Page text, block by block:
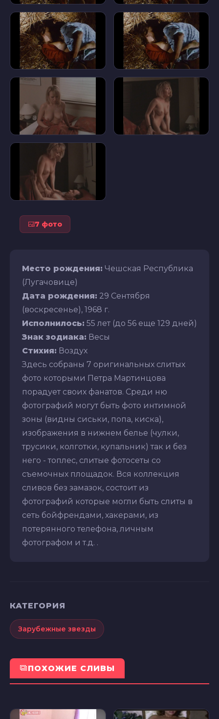
7 фото
Место рождения: Чешская Республика
(Лугачовице)
Дата рождения: 29 Сентября
(воскресенье), 1968 г.
Исполнилось: 55 лет (до 56 еще 129 дней)
Знак зодиака: Весы
Стихия: Воздух
Здесь собраны 7 оригинальных слитых
фото которыми Петра Мартинцова
порадует своих фанатов. Среди ню
фотографий могут быть фото интимной
зоны (видны сиськи, попа, киска),
изображения в нижнем белье (чулки,
трусики, колготки, купальник) так и без
него - топлес, слитые фотосеты со
съемочных площадок. Вся коллекция
сливов без замазок, состоит из
фотографий которые могли быть слиты в
сеть бойфрендами, хакерами, из
потерянного телефона, личным
фотографом и т.д. .
КАТЕГОРИЯ
Зарубежные звезды
ПОХОЖИЕ СЛИВЫ